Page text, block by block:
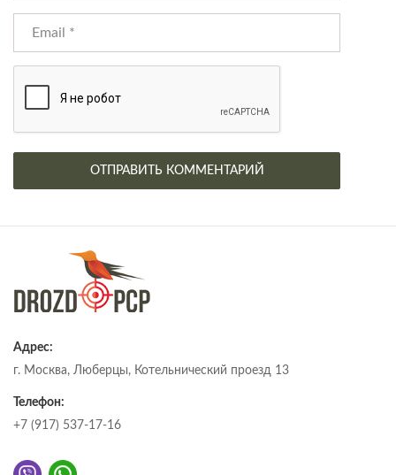
Адрес:
г. Москва, Люберцы, Котельнический проезд 13
Телефон:
+7 (917) 537-17-16